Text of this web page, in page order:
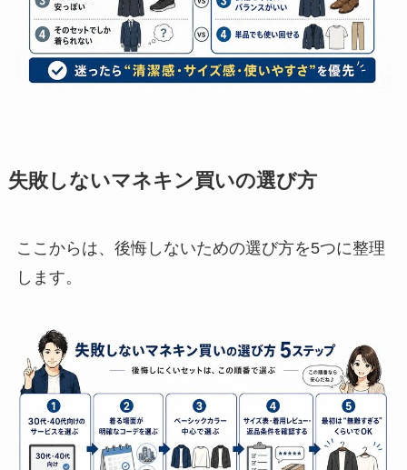
失敗しないマネキン買いの選び方
ここからは、後悔しないための選び方を5つに整理
します。